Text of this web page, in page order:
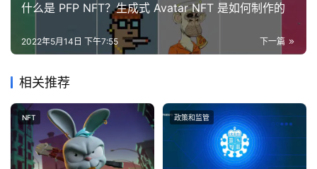
什么是 PFP NFT？生成式 Avatar NFT 是如何制作的
下一篇
2022年5月14日 下午7:55
相关推荐
NFT 政策和监管